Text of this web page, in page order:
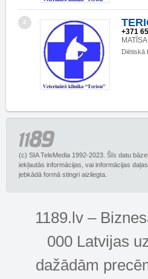
4
+371
Diētiskā
(c) SIA TeleMedia 1992-2023. Šīs datu
iekļautās informācijas, vai informācijas
jebkādā formā stingri aizliegta.
1189.lv –
000 Latvijas
dažādām